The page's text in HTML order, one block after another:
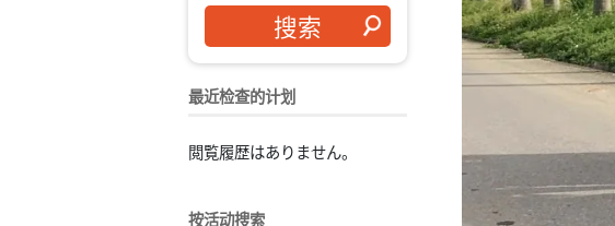
最近检查的计划
閲覧履歴はありません。
按活动搜索